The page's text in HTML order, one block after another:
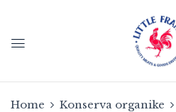
Home Konserva organike